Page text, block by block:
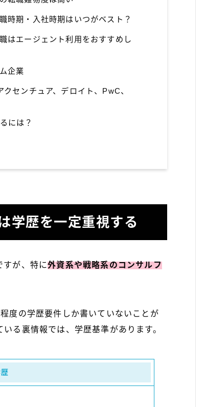
時期・入社時期はいつがベスト？
はエージェント利用をおすすめし
企業
センチュア、デロイト、PwC、
には？
学歴を一定重視する
すが、特に外資系や戦略系のコンサルフ
度の学歴要件しか書いていないことが
る裏情報では、学歴基準があります。